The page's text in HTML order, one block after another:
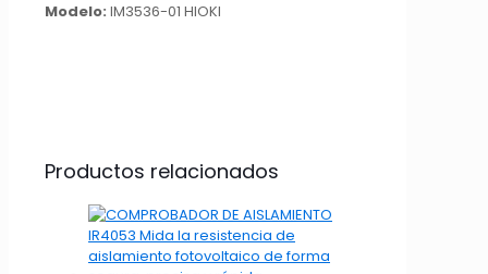
Modelo: IM3536-01 HIOKI
Productos relacionados